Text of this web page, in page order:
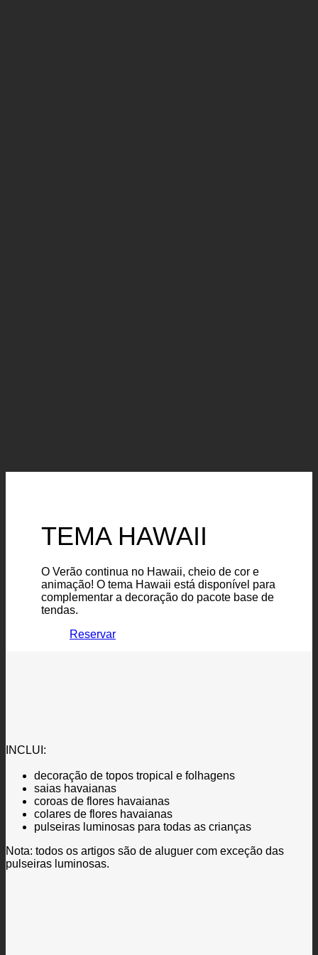
TEMA HAWAII
O Verão continua no Hawaii, cheio de cor e
animação! O tema Hawaii está disponível para
complementar a decoração do pacote base de
tendas.
Reservar
INCLUI:
decoração de topos tropical e folhagens
saias havaianas
coroas de flores havaianas
colares de flores havaianas
pulseiras luminosas para todas as crianças
Nota: todos os artigos são de aluguer com exceção das
pulseiras luminosas.